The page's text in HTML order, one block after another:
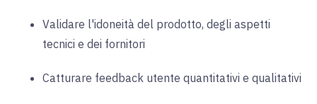
Validare l'idoneità del prodotto, degli aspetti
tecnici e dei fornitori
Catturare feedback utente quantitativi e qualitativi